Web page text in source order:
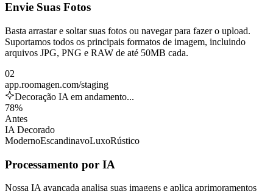
Envie Suas Fotos
Basta arrastar e soltar suas fotos ou navegar para fazer o upload.
Suportamos todos os principais formatos de imagem, incluindo
arquivos JPG, PNG e RAW de até 50MB cada.
02
app.roomagen.com/staging
Decoração IA em andamento...
78%
Antes
IA Decorado
ModernoEscandinavoLuxoRústico
Processamento por IA
Nossa IA avancada analisa suas imagens e aplica aprimoramentos